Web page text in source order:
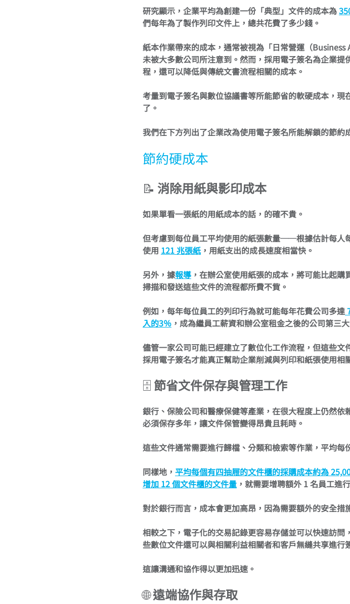
研究顯示，企業平均為創建一份「典型」文件的成本為
們每年為了製作列印文件上，總共花費了多少錢。
紙本作業帶來的成本，通常被視為「日常營運（
未被大多數公司所注意到。然而，採用電子簽名為企業
程，還可以降低與傳統文書流程相關的成本。
考量到電子簽名與數位協議書等所能節省的軟硬成本，
了。
我們在下方列出了企業改為使用電子簽名所能解鎖的節約
節約硬成本
📝 消除用紙與影印成本
如果單看一張紙的用紙成本的話，的確不貴。
但考慮到每位員工平均使用的紙張數量──根據估計每
使用 121 兆張紙，用紙支出的成長速度相當快。
另外，據報導 ，在辦公室使用紙張的成本，將可能比起
掃描和發送這些文件的流程都所費不貲。
例如，每年每位員工的列印行為就可能每年花費公司多達
入的3％ ，成為繼員工薪資和辦公室租金之後的公司第三
儘管一家公司可能已經建立了數位化工作流程，但這些
採用電子簽名才能真正幫助企業削減與列印和紙張使用相
🗄️ 節省文件保存與管理工作
銀行、保險公司和醫療保健等產業，在很大程度上仍然
必須保存多年，讓文件保管變得昂貴且耗時。
這些文件通常需要進行歸檔、分類和檢索等作業，平均每
同樣地， 平均每個有四抽屜的文件櫃的採購成本約為
增加 12 個文件櫃的文件量 ，就需要增聘額外 1 名員工進
對於銀行而言，成本會更加高昂，因為需要額外的安全措
相較之下，電子化的交易記錄更容易存儲並可以快速訪
些數位文件還可以與相關利益相關者和客戶無縫共享進行
這讓溝通和協作得以更加迅速。
🌐 遠端協作與存取